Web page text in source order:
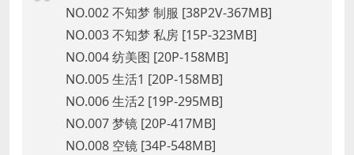
NO.002 不知梦 制服 [38P2V-367MB]
NO.003 不知梦 私房 [15P-323MB]
NO.004 纺美图 [20P-158MB]
NO.005 生活1 [20P-158MB]
NO.006 生活2 [19P-295MB]
NO.007 梦镜 [20P-417MB]
NO.008 空镜 [34P-548MB]